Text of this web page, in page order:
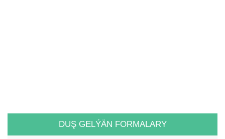
DUŞ GELÝÄN FORMALARY